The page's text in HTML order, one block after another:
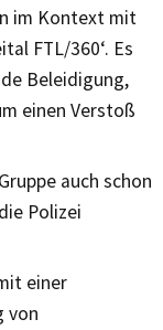
im Kontext mit
FTL/360‘. Es
Beleidigung,
einen Verstoß
auch schon
Polizei
einer
von